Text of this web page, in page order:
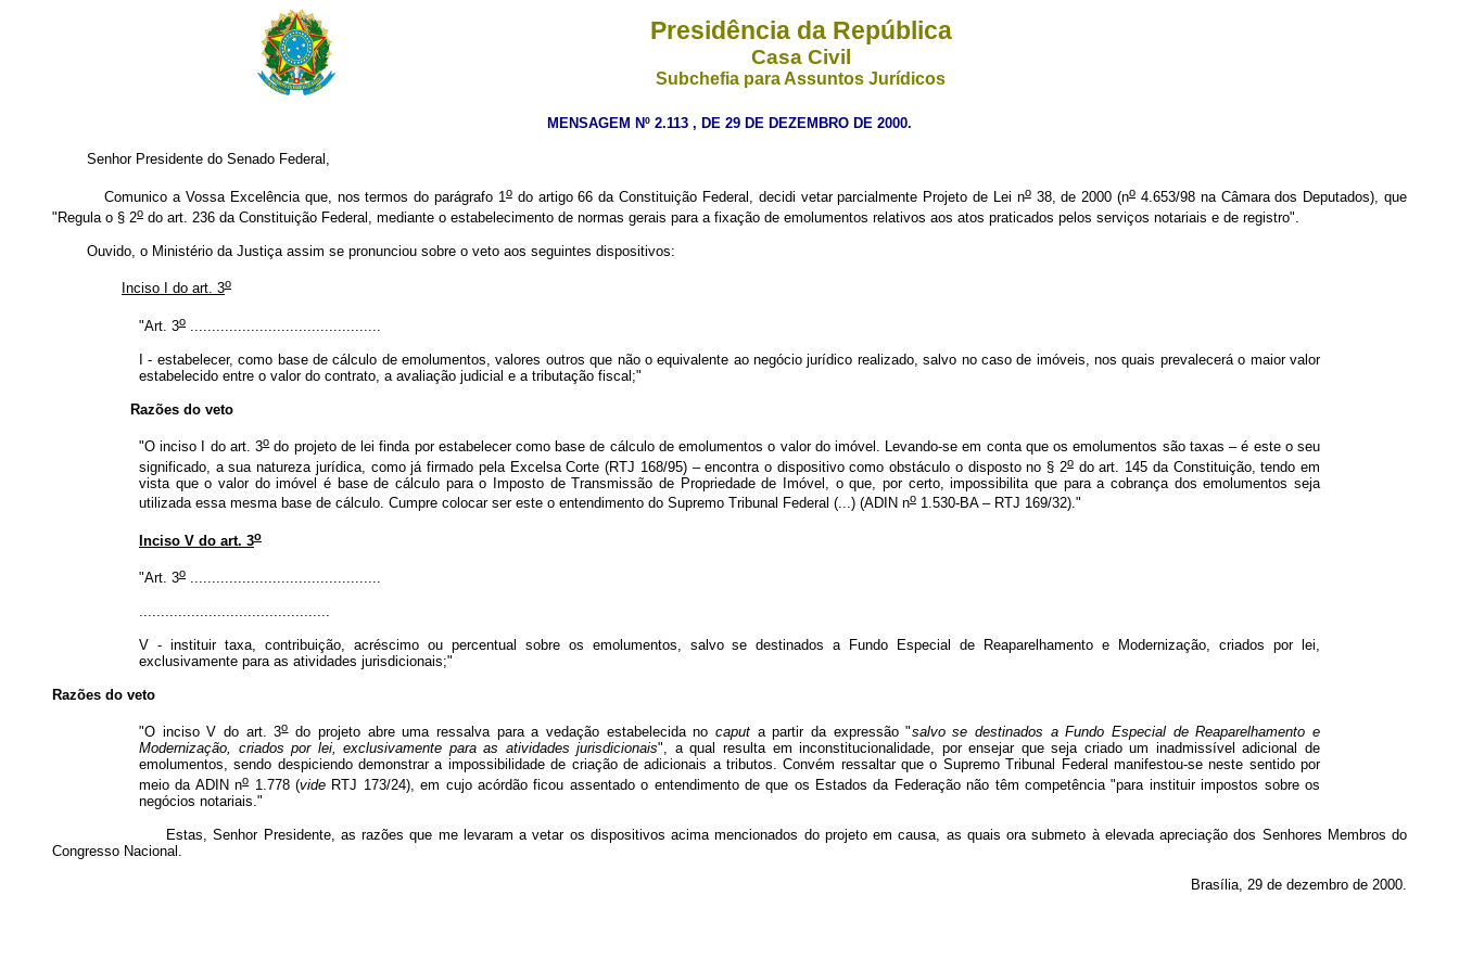
Presidência da República
Casa Civil
Subchefia para Assuntos Jurídicos
MENSAGEM Nº 2.113 , DE 29 DE DEZEMBRO DE 2000.
Senhor Presidente do Senado Federal,
Comunico a Vossa Excelência que, nos termos do parágrafo 1odo artigo 66 da Constituição Federal, decidi vetar parcialmente Projeto de Lei no38, de 2000 (no 4.653/98 na Câmara dos Deputados), que
"Regula o § 2o do art. 236 da Constituição Federal, mediante o estabelecimento de normas gerais para a fixação de emolumentos relativos aos atos praticados pelos serviços notariais e de registro".
Ouvido, o Ministério da Justiça assim se pronunciou sobre o veto aos seguintes dispositivos:
Inciso I do art. 3o
"Art. 3o
I - estabelecer, como base de cálculo de emolumentos, valores outros que não o equivalente ao negócio jurídico realizado, salvo no caso de imóveis, nos quais prevalecerá o maior valor
estabelecido entre o valor do contrato, a avaliação judicial e a tributação fiscal;"
Razões do veto
"O inciso I do art. 3odo projeto de lei finda por estabelecer como base de cálculo de emolumentos o valor do imóvel. Levando-se em conta que os emolumentos são taxas – é este o seu
significado, a sua natureza jurídica, como já firmado pela Excelsa Corte (RTJ 168/95) – encontra o dispositivo como obstáculo o disposto no § 2odo art. 145 da Constituição, tendo em
vista que o valor do imóvel é base de cálculo para o Imposto de Transmissão de Propriedade de Imóvel, o que, por certo, impossibilita que para a cobrança dos emolumentos seja
utilizada essa mesma base de cálculo. Cumpre colocar ser este o entendimento do Supremo Tribunal Federal (...) (ADIN no 1.530-BA – RTJ 169/32)."
Inciso V do art. 3o
"Art. 3o
V - instituir taxa, contribuição, acréscimo ou percentual sobre os emolumentos, salvo se destinados a Fundo Especial de Reaparelhamento e Modernização, criados por lei,
exclusivamente para as atividades jurisdicionais;"
Razões do veto
"O inciso V do art. 3odo projeto abre uma ressalva para a vedação estabelecida nocaput a partir da expressão "salvo se destinados a Fundo Especial de Reaparelhamento e
Modernização, criados por lei, exclusivamente para as atividades jurisdicionais", a qual resulta em inconstitucionalidade, por ensejar que seja criado um inadmissível adicional de
emolumentos, sendo despiciendo demonstrar a impossibilidade de criação de adicionais a tributos. Convém ressaltar que o Supremo Tribunal Federal manifestou-se neste sentido por
meio da ADIN no1.778 (videRTJ 173/24), em cujo acórdão ficou assentado o entendimento de que os Estados da Federação não têm competência "para instituir impostos sobre os
negócios notariais."
Estas, Senhor Presidente, as razões que me levaram a vetar os dispositivos acima mencionados do projeto em causa, as quais ora submeto à elevada apreciação dos Senhores Membros do
Congresso Nacional.
Brasília, 29 de dezembro de 2000.